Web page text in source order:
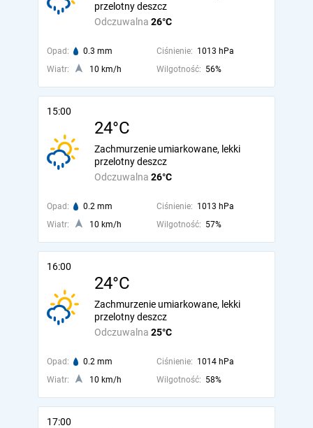
Odczuwalna 26°C
przelotny deszcz
Opad: 0.3 mm Ciśnienie: 1013 hPa
Wiatr:
10 km/h Wilgotność: 56%
15:00
24°C
Odczuwalna 26°C
Zachmurzenie umiarkowane, lekki
przelotny deszcz
Opad: 0.2 mm Ciśnienie: 1013 hPa
Wiatr:
10 km/h Wilgotność: 57%
16:00
24°C
Odczuwalna 25°C
Zachmurzenie umiarkowane, lekki
przelotny deszcz
Opad: 0.2 mm Ciśnienie: 1014 hPa
Wiatr:
10 km/h Wilgotność: 58%
17:00